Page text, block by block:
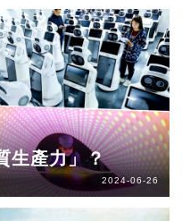
生產力」？
2024-06-26